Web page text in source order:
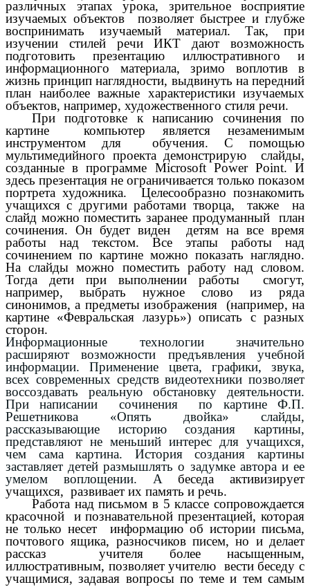
различных этапах урока, зрительное восприятие
изучаемых объектов позволяет быстрее и глубже
воспринимать изучаемый материал. Так, при
изучении стилей речи ИКТ дают возможность
подготовить презентацию иллюстративного и
информационного материала, зримо воплотив в
жизнь принцип наглядности, выдвинуть на передний
план наиболее важные характеристики изучаемых
объектов, например, художественного стиля речи.
При подготовке к написанию сочинения по
картине компьютер является незаменимым
инструментом для обучения. С помощью
мультимедийного проекта демонстрирую слайды,
созданные в программе Microsoft Power Point. И
здесь презентация не ограничивается только показом
портрета художника. Целесообразно познакомить
учащихся с другими работами творца, также на
слайд можно поместить заранее продуманный план
сочинения. Он будет виден детям на все время
работы над текстом. Все этапы работы над
сочинением по картине можно показать наглядно.
На слайды можно поместить работу над словом.
Тогда дети при выполнении работы смогут,
например, выбрать нужное слово из ряда
синонимов, а предметы изображения (например, на
картине «Февральская лазурь») описать с разных
сторон.
Информационные технологии значительно
расширяют возможности предъявления учебной
информации. Применение цвета, графики, звука,
всех современных средств видеотехники позволяет
воссоздавать реальную обстановку деятельности.
При написании сочинения по картине Ф.П.
Решетникова «Опять двойка» слайды,
рассказывающие историю создания картины,
представляют не меньший интерес для учащихся,
чем сама картина. История создания картины
заставляет детей размышлять о задумке автора и ее
умелом воплощении. Абеседа активизирует
учащихся, развивает их память и речь.
Работа над письмом в 5 классе сопровождается
красочной и познавательной презентацией, которая
не только несет информацию об истории письма,
почтового ящика, разносчиков писем, но и делает
рассказ учителя более насыщенным,
иллюстративным, позволяет учителю вести беседу с
учащимися, задавая вопросы по теме и тем самым